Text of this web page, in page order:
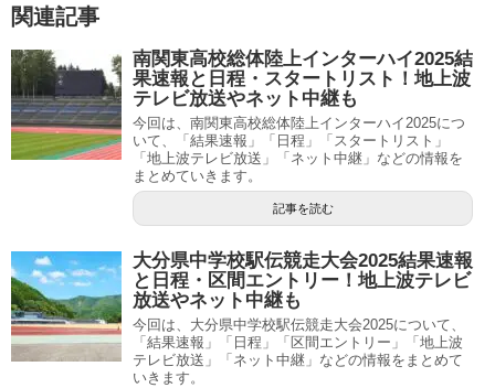
関連記事
南関東高校総体陸上インターハイ2025結
果速報と日程・スタートリスト！地上波
テレビ放送やネット中継も
今回は、南関東高校総体陸上インターハイ2025につ
いて、「結果速報」「日程」「スタートリスト」
「地上波テレビ放送」「ネット中継」などの情報を
まとめていきます。
記事を読む
大分県中学校駅伝競走大会2025結果速報
と日程・区間エントリー！地上波テレビ
放送やネット中継も
今回は、大分県中学校駅伝競走大会2025について、
「結果速報」「日程」「区間エントリー」「地上波
テレビ放送」「ネット中継」などの情報をまとめて
いきます。